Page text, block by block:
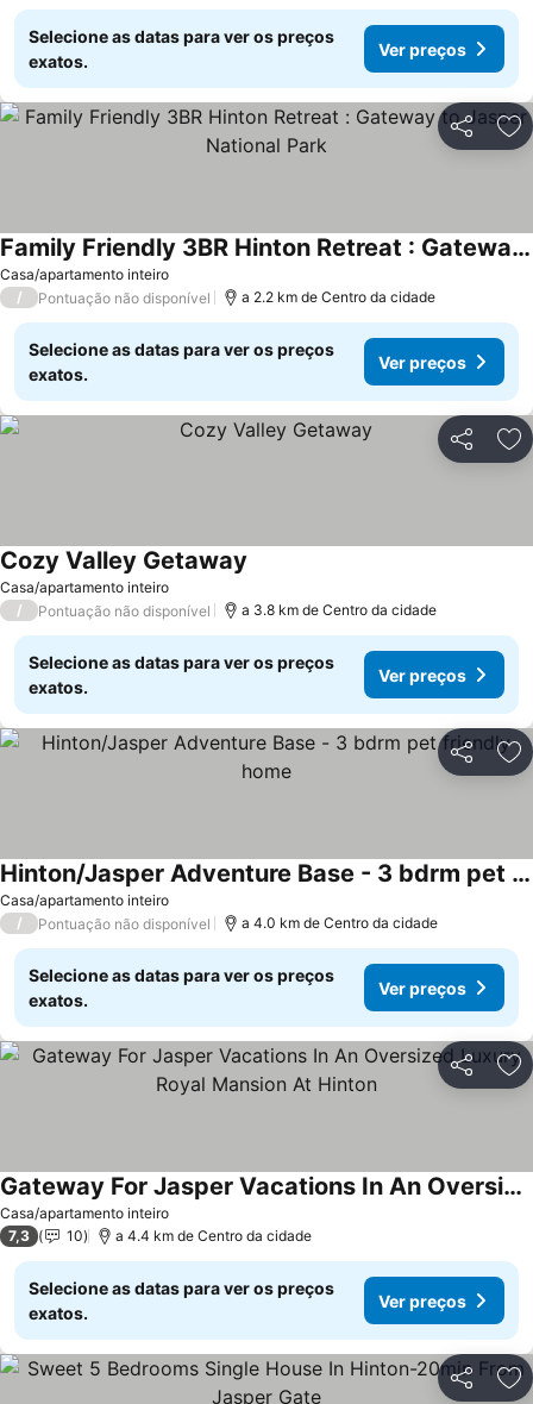
Selecione as datas para ver os preços
exatos.
Ver preços
Partilhar
Casa/apartamento inteiro
Family Friendly 3BR Hinton Retreat : Gateway to Jasper National Park
/ Pontuação não disponível a 2.2 km de Centro da cidade
Selecione as datas para ver os preços
exatos.
Ver preços
Partilhar
Casa/apartamento inteiro
Cozy Valley Getaway
/ Pontuação não disponível a 3.8 km de Centro da cidade
Selecione as datas para ver os preços
exatos.
Ver preços
Partilhar
Casa/apartamento inteiro
Hinton/Jasper Adventure Base - 3 bdrm pet friendly home
/ Pontuação não disponível a 4.0 km de Centro da cidade
Selecione as datas para ver os preços
exatos.
Ver preços
Partilhar
Casa/apartamento inteiro
Gateway For Jasper Vacations In An Oversized Luxury Royal Mansion At Hinton
7,3 10 a 4.4 km de Centro da cidade
Selecione as datas para ver os preços
exatos.
Ver preços
Partilhar